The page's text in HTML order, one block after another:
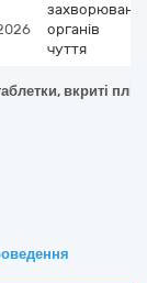
захворювань
органів
чуття
вкриті